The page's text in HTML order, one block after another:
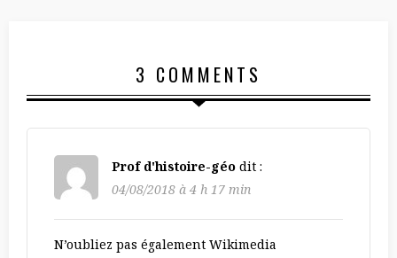
3 COMMENTS
Prof d'histoire-géo dit :
04/08/2018 à 4 h 17 min
N’oubliez pas également Wikimedia